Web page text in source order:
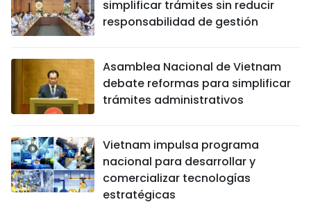
simplificar trámites sin reducir
responsabilidad de gestión
Asamblea Nacional de Vietnam
debate reformas para simplificar
trámites administrativos
Vietnam impulsa programa
nacional para desarrollar y
comercializar tecnologías
estratégicas